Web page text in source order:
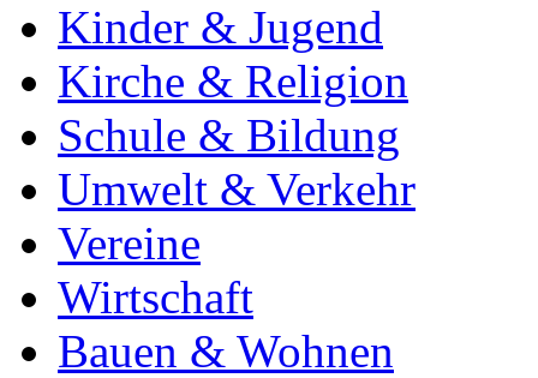
Kinder & Jugend
Kirche & Religion
Schule & Bildung
Umwelt & Verkehr
Vereine
Wirtschaft
Bauen & Wohnen